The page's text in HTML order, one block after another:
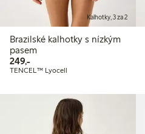
Kalhotky, 3 za 2
Brazilské kalhotky s nízkým
pasem
249,-249,00 Kč
TENCEL™ Lyocell